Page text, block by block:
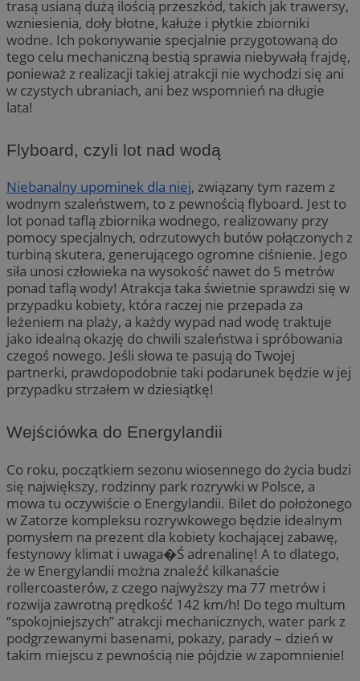
trasą usianą dużą ilością przeszkód, takich jak trawersy,
wzniesienia, doły błotne, kałuże i płytkie zbiorniki
wodne. Ich pokonywanie specjalnie przygotowaną do
tego celu mechaniczną bestią sprawia niebywałą frajdę,
ponieważ z realizacji takiej atrakcji nie wychodzi się ani
w czystych ubraniach, ani bez wspomnień na długie
lata!
Flyboard, czyli lot nad wodą
Niebanalny upominek dla niej, związany tym razem z
wodnym szaleństwem, to z pewnością flyboard. Jest to
lot ponad taflą zbiornika wodnego, realizowany przy
pomocy specjalnych, odrzutowych butów połączonych z
turbiną skutera, generującego ogromne ciśnienie. Jego
siła unosi człowieka na wysokość nawet do 5 metrów
ponad taflą wody! Atrakcja taka świetnie sprawdzi się w
przypadku kobiety, która raczej nie przepada za
leżeniem na plaży, a każdy wypad nad wodę traktuje
jako idealną okazję do chwili szaleństwa i spróbowania
czegoś nowego. Jeśli słowa te pasują do Twojej
partnerki, prawdopodobnie taki podarunek będzie w jej
przypadku strzałem w dziesiątkę!
Wejściówka do Energylandii
Co roku, początkiem sezonu wiosennego do życia budzi
się największy, rodzinny park rozrywki w Polsce, a
mowa tu oczywiście o Energylandii. Bilet do położonego
w Zatorze kompleksu rozrywkowego będzie idealnym
pomysłem na prezent dla kobiety kochającej zabawę,
festynowy klimat i uwaga�Ś adrenalinę! A to dlatego,
że w Energylandii można znaleźć kilkanaście
rollercoasterów, z czego najwyższy ma 77 metrów i
rozwija zawrotną prędkość 142 km/h! Do tego multum
“spokojniejszych” atrakcji mechanicznych, water park z
podgrzewanymi basenami, pokazy, parady – dzień w
takim miejscu z pewnością nie pójdzie w zapomnienie!